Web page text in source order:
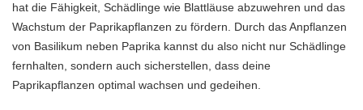
hat die Fähigkeit, Schädlinge wie Blattläuse abzuwehren und das
Wachstum der Paprikapflanzen zu fördern. Durch das Anpflanzen
von Basilikum neben Paprika kannst du also nicht nur Schädlinge
fernhalten, sondern auch sicherstellen, dass deine
Paprikapflanzen optimal wachsen und gedeihen.